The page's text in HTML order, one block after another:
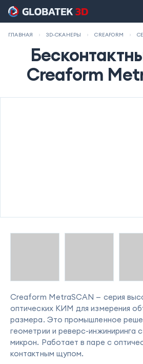
ГЛАВНАЯ 3D-СКАНЕРЫ CREAFORM
Creaform
Creaform MetraSCAN — серия
оптических КИМ для измерения
размера. Это промышленное
геометрии и реверс-инжиниринга
микрон. Работает в паре с
контактным щупом.